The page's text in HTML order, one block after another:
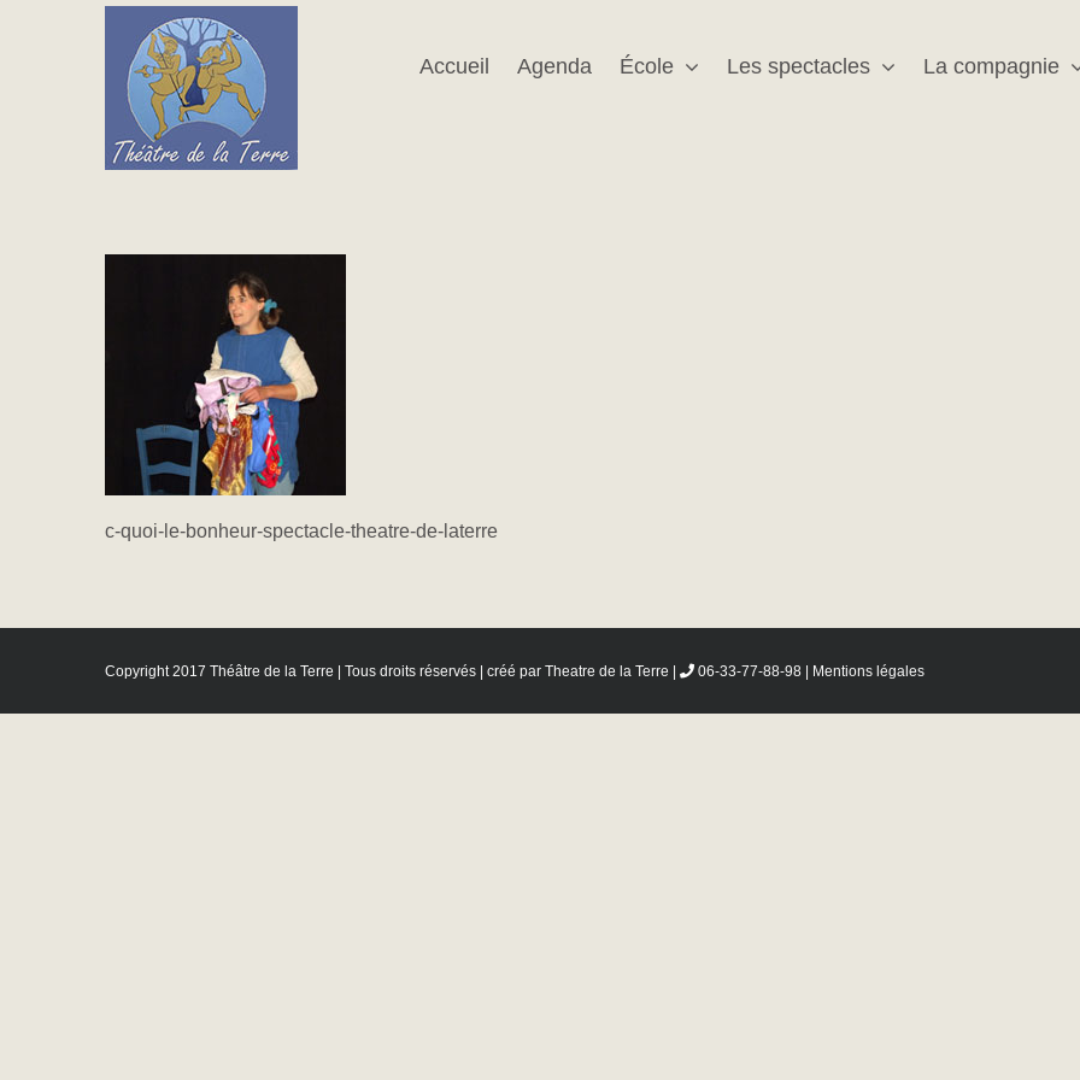
Accueil Agenda École Les spectacles La compagnie
c-quoi-le-bonheur-spectacle-theatre-de-laterre
Copyright 2017 Théâtre de la Terre | Tous droits réservés | créé par Theatre de la Terre 06-33-77-88-98 | Mentions légales